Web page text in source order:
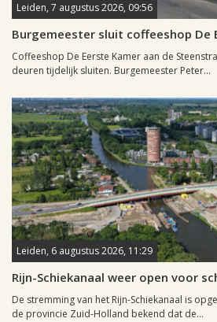
Leiden, 7 augustus 2026, 09:56
Burgemeester sluit coffeeshop De
Coffeeshop De Eerste Kamer aan de
deuren tijdelijk sluiten. Burgemeester Peter...
Leiden, 6 augustus 2026, 11:29
Rijn-Schiekanaal weer open voor
De stremming van het Rijn-Schiekanaal is
de provincie Zuid-Holland bekend dat de...